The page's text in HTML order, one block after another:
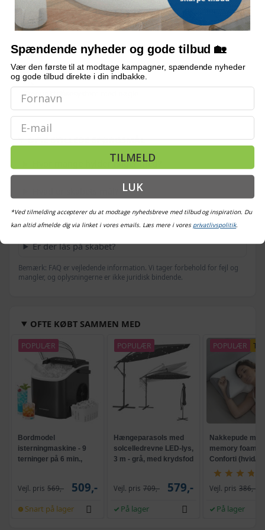
HYLDER
2 justérbare
MAKS. BELASTNING PR. HYLDE
Trepunktslåsesystem med nøgle
OFTE STILLEDE SPØRGSMÅL
Hvor mange hylder følger med?
Kan hylderne bære tunge mapper?
Er der lås på skabet?
Bemærk: FAQ er vejledende information. Vi tager forbehold for fejl og
mangler, og oplysningerne er ikke juridisk bindende.
OFTE KØBT SAMMEN MED
POPULÆR
Bordmodel
isterningmaskine - 9
terninger på 6 min.,
Vejl. pris 569,- 509,-
Snart på lager
POPULÆR
Hængeparasols med
solcelledrevne LED-lys,
3 m - grå, med krydsfod
Vejl. pris 709,- 579,-
På lager
POPULÆR
Nakkepude med
memory foam -
Conforti (hvid/
Vejl. pris 386,-
På lager
Spændende nyheder og gode tilbud 🏡
Vær den første til at modtage kampagner, spændende nyheder
og gode tilbud direkte i din indbakke.
Email
TILMELD
LUK
*Ved tilmelding accepterer du at modtage nyhedsbreve med tilbud og inspiration. Du
kan altid afmelde dig via linket i vores emails. Læs mere i vores privatlivspolitik.